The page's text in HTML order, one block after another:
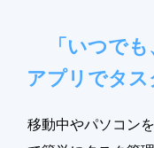
「いつで
アプリでタ
移動中やパソコン